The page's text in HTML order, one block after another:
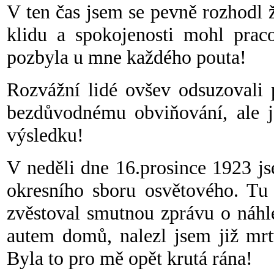
V ten čas jsem se pevně
klidu a spokojenosti mohl
pozbyla u mne každého pouta!
Rozvážní lidé ovšev
bezdůvodnému obviňování,
výsledku!
V neděli dne 16.prosince 1923
okresního sboru osvětového.
zvěstoval smutnou zprávu o
autem domů, nalezl jsem již
Byla to pro mě opět krutá rána!